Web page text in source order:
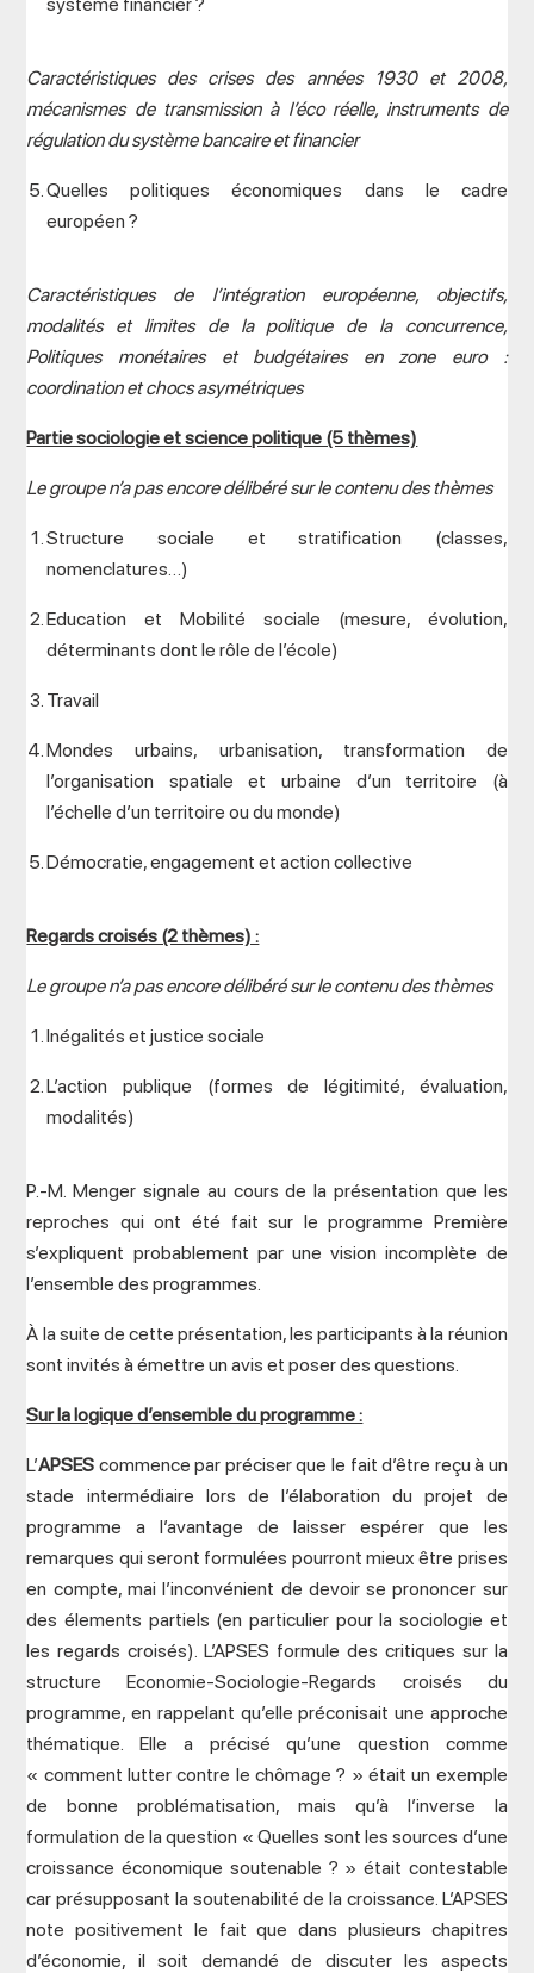
Caractéristiques des crises des années 1930 et 2008,
mécanismes de transmission à l’éco réelle, instruments de
régulation du système bancaire et financier
Quelles politiques économiques dans le cadre
européen ?
Caractéristiques de l’intégration européenne, objectifs,
modalités et limites de la politique de la concurrence,
Politiques monétaires et budgétaires en zone euro :
coordination et chocs asymétriques
Partie sociologie et science politique (5 thèmes)
Le groupe n’a pas encore délibéré sur le contenu des thèmes
Structure sociale et stratification (classes,
nomenclatures…)
Education et Mobilité sociale (mesure, évolution,
déterminants dont le rôle de l’école)
Travail
Mondes urbains, urbanisation, transformation de
l’organisation spatiale et urbaine d’un territoire (à
l’échelle d’un territoire ou du monde)
Démocratie, engagement et action collective
Regards croisés (2 thèmes) :
Le groupe n’a pas encore délibéré sur le contenu des thèmes
Inégalités et justice sociale
L’action publique (formes de légitimité, évaluation,
modalités)
P.-M. Menger signale au cours de la présentation que les
reproches qui ont été fait sur le programme Première
s’expliquent probablement par une vision incomplète de
l’ensemble des programmes.
À la suite de cette présentation, les participants à la réunion
sont invités à émettre un avis et poser des questions.
Sur la logique d’ensemble du programme :
L’APSES commence par préciser que le fait d’être reçu à un
stade intermédiaire lors de l’élaboration du projet de
programme a l’avantage de laisser espérer que les
remarques qui seront formulées pourront mieux être prises
en compte, mai l’inconvénient de devoir se prononcer sur
des élements partiels (en particulier pour la sociologie et
les regards croisés). L’APSES formule des critiques sur la
structure Economie-Sociologie-Regards croisés du
programme, en rappelant qu’elle préconisait une approche
thématique. Elle a précisé qu’une question comme
« comment lutter contre le chômage ? » était un exemple
de bonne problématisation, mais qu’à l’inverse la
formulation de la question « Quelles sont les sources d’une
croissance économique soutenable ? » était contestable
car présupposant la soutenabilité de la croissance. L’APSES
note positivement le fait que dans plusieurs chapitres
d’économie, il soit demandé de discuter les aspects